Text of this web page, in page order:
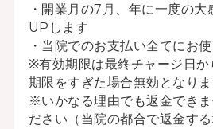
・開業月の7月、年に一度の
UPします
・当院でのお支払い全てにお
※有効期限は最終チャージ日か
期限をすぎた場合無効となりま
※いかなる理由でも返金できま
ださい（当院の都合で返金す